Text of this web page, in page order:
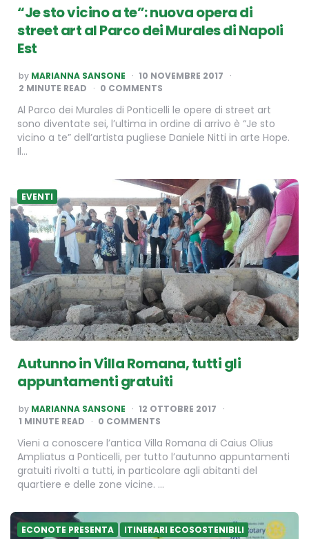
“Je sto vicino a te”: nuova opera di
street art al Parco dei Murales di Napoli
Est
POSTED
BY
by MARIANNA SANSONE
10 NOVEMBRE 2017
2 MINUTE READ 0 COMMENTS
Al Parco dei Murales di Ponticelli le opere di street art
sono diventate sei, l’ultima in ordine di arrivo è “Je sto
vicino a te” dell’artista pugliese Daniele Nitti in arte Hope.
Il…
EVENTI
Autunno in Villa Romana, tutti gli
appuntamenti gratuiti
POSTED
BY
by MARIANNA SANSONE
12 OTTOBRE 2017
1 MINUTE READ 0 COMMENTS
Vieni a conoscere l’antica Villa Romana di Caius Olius
Ampliatus a Ponticelli, per tutto l’autunno appuntamenti
gratuiti rivolti a tutti, in particolare agli abitanti del
quartiere e delle zone vicine. …
ECONOTE PRESENTA ITINERARI ECOSOSTENIBILI